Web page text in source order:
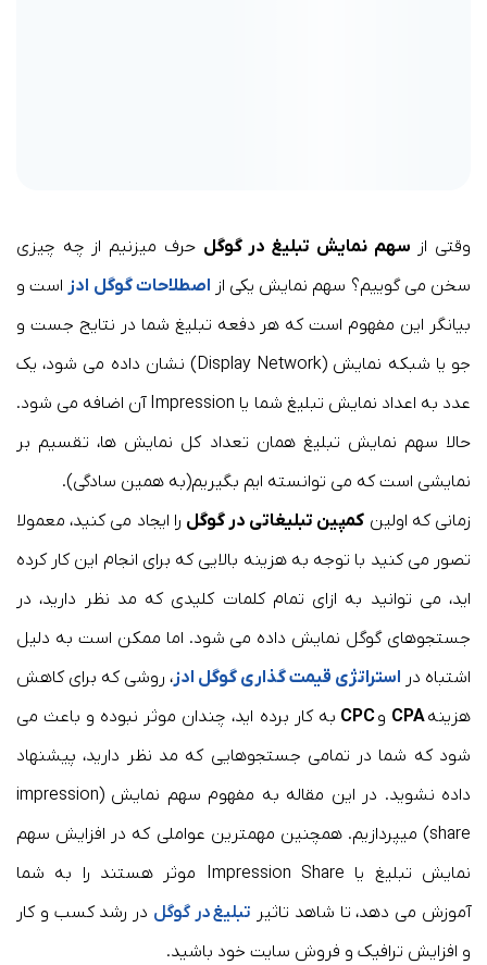
وقتی از سهم نمایش تبلیغ در گوگل حرف میزنیم از چه چیزی
سخن می گوییم؟ سهم نمایش یکی از اصطلاحات گوگل ادز است و
بیانگر این مفهوم است که هر دفعه تبلیغ شما در نتایج جست و
جو یا شبکه نمایش (Display Network) نشان داده می شود، یک
عدد به اعداد نمایش تبلیغ شما یا Impression آن اضافه می شود.
حالا سهم نمایش تبلیغ همان تعداد کل نمایش ها، تقسیم بر
نمایشی است که می توانسته ایم بگیریم(به همین سادگی).
زمانی که اولین کمپین تبلیغاتی در گوگل را ایجاد می کنید، معمولا
تصور می کنید با توجه به هزینه بالایی که برای انجام این کار کرده
اید، می توانید به ازای تمام کلمات کلیدی که مد نظر دارید، در
جستجوهای گوگل نمایش داده می شود. اما ممکن است به دلیل
اشتباه در استراتژی قیمت گذاری گوگل ادز، روشی که برای کاهش
هزینهCPA وCPC به کار برده اید، چندان موثر نبوده و باعث می
شود که شما در تمامی جستجوهایی که مد نظر دارید، پیشنهاد
داده نشوید. در این مقاله به مفهوم سهم نمایش (impression
share) میپردازیم. همچنین مهمترین عواملی که در افزایش سهم
نمایش تبلیغ یا Impression Share موثر هستند را به شما
آموزش می دهد، تا شاهد تاثیر تبلیغ در گوگل در رشد کسب و کار
و افزایش ترافیک و فروش سایت خود باشید.